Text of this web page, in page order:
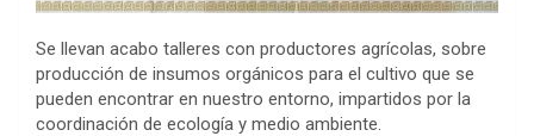
Se llevan acabo talleres con productores agrícolas, sobre
producción de insumos orgánicos para el cultivo que se
pueden encontrar en nuestro entorno, impartidos por la
coordinación de ecología y medio ambiente.